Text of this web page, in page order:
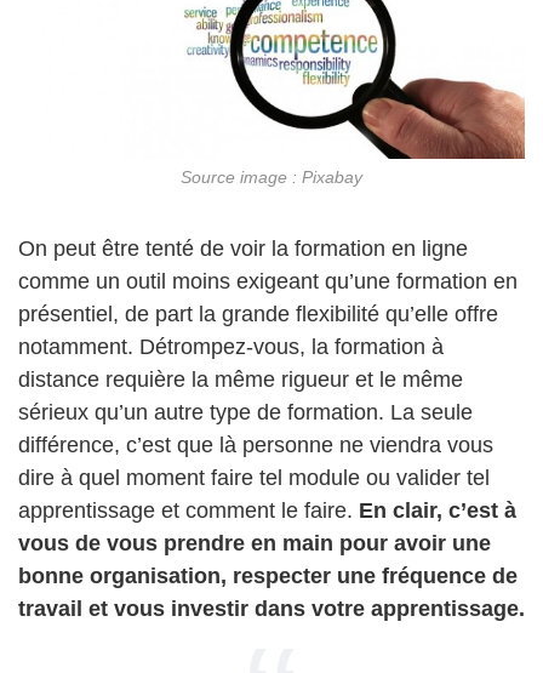
Source image : Pixabay
On peut être tenté de voir la formation en ligne
comme un outil moins exigeant qu’une formation en
présentiel, de part la grande flexibilité qu’elle offre
notamment. Détrompez-vous, la formation à
distance requière la même rigueur et le même
sérieux qu’un autre type de formation. La seule
différence, c’est que là personne ne viendra vous
dire à quel moment faire tel module ou valider tel
apprentissage et comment le faire. En clair, c’est à
vous de vous prendre en main pour avoir une
bonne organisation, respecter une fréquence de
travail et vous investir dans votre apprentissage.